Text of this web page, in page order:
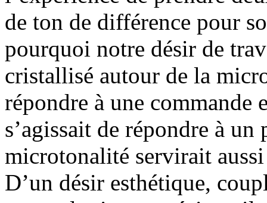
de ton de différence pour
pourquoi notre désir de
cristallisé autour de la
répondre à une commande
s’agissait de répondre à
microtonalité servirait
D’un désir esthétique,